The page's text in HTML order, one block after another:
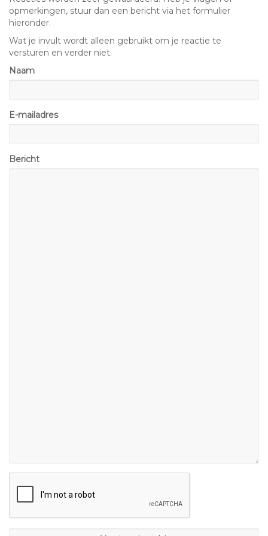
opmerkingen, stuur dan een bericht via het formulier
hieronder.
Wat je invult wordt alleen gebruikt om je reactie te
versturen en verder niet.
Naam
E-mailadres
Bericht